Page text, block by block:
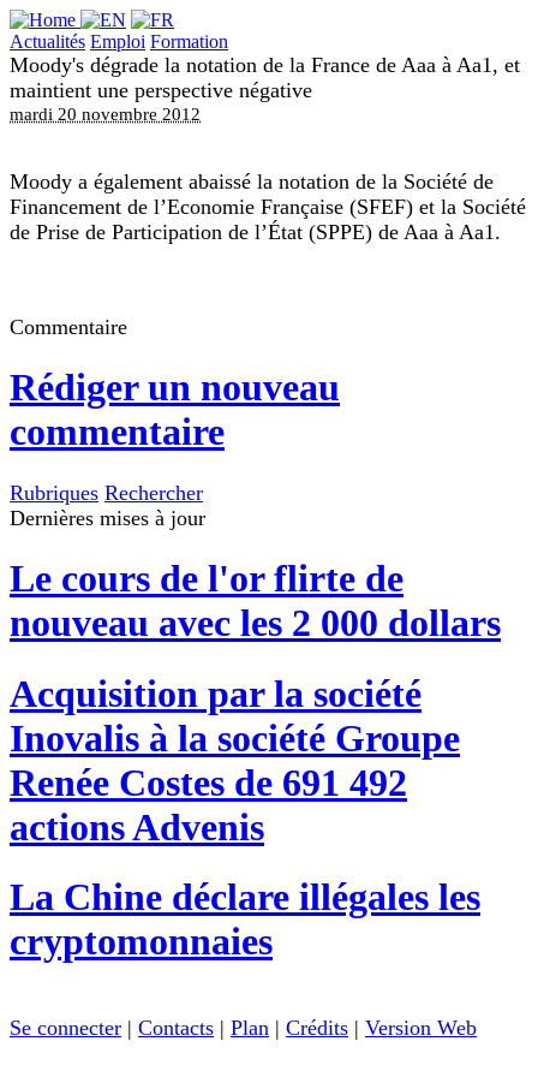
Actualités Emploi Formation
Moody's dégrade la notation de la France de Aaa à Aa1, et
maintient une perspective négative
mardi 20 novembre 2012
Moody a également abaissé la notation de la Société de
Financement de l’Economie Française (SFEF) et la Société
de Prise de Participation de l’État (SPPE) de Aaa à Aa1.
Commentaire
Rédiger un nouveau
commentaire
Rubriques Rechercher
Dernières mises à jour
Le cours de l'or flirte de
nouveau avec les 2 000 dollars
Acquisition par la société
Inovalis à la société Groupe
Renée Costes de 691 492
actions Advenis
La Chine déclare illégales les
cryptomonnaies
Se connecter | Contacts | Plan | Crédits | Version Web